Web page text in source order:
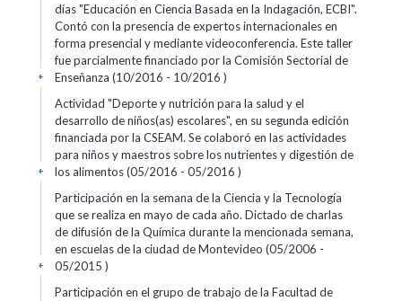
días "Educación en Ciencia Basada en la Indagación, ECBI".
Contó con la presencia de expertos internacionales en
forma presencial y mediante videoconferencia. Este taller
fue parcialmente financiado por la Comisión Sectorial de
Enseñanza (10/2016 - 10/2016 )
+
Actividad "Deporte y nutrición para la salud y el
desarrollo de niños(as) escolares", en su segunda edición
financiada por la CSEAM. Se colaboró en las actividades
para niños y maestros sobre los nutrientes y digestión de
los alimentos (05/2016 - 05/2016 )
+
Participación en la semana de la Ciencia y la Tecnología
que se realiza en mayo de cada año. Dictado de charlas
de difusión de la Química durante la mencionada semana,
en escuelas de la ciudad de Montevideo (05/2006 -
05/2015 )
+
Participación en el grupo de trabajo de la Facultad de